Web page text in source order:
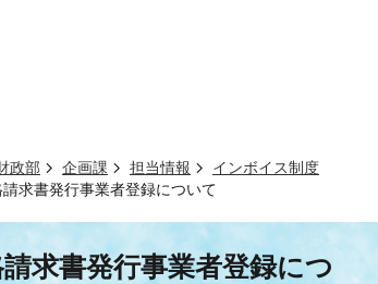
政部 企画課 担当情報
インボイス制度
求書発行事業者登録について
求書発行事業者登録につ